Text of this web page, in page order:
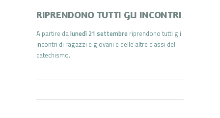
RIPRENDONO TUTTI GLI INCONTRI
A partire dalunedì 21 settembre riprendono tutti gli
incontri di ragazzi e giovani e delle altre classi del
catechismo.